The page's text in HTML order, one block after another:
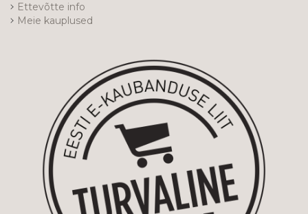
Ettevõtte info
Meie kauplused